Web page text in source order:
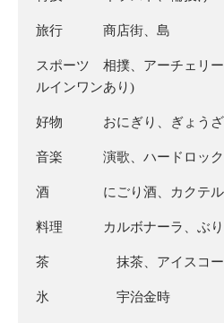
旅行 商店街、島
スポーツ 相撲、アーチェリ
ルインワンあり)
好物 おにぎり、ぎょうざ
音楽 演歌、ハードロック
酒 にごり酒、カクテル(
料理 カルボナーラ、ぶり
茶 抹茶、アイスコー
氷 宇治金時